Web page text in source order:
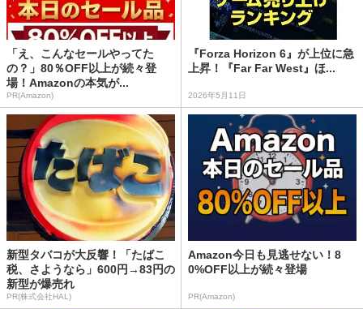
「え、こんなセールやってた
の？」80％OFF以上が続々登
場！Amazonの本気が...
PR(Amazon)
『Forza Horizon 6』が上位に急
上昇！『Far Far West』ほ...
2026年5月11日
新型タバコが大反響！「たばこ
税、さようなら」600円→83円の
新型が爆売れ
PR(株式会社HAL)
Amazon今日も見逃せない！8
0%OFF以上が続々登場
PR(Amazon)